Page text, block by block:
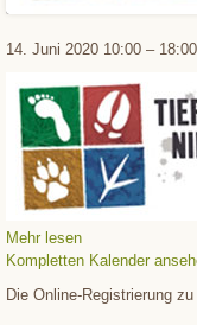
Tierpark
14. Juni 2020 10:00 – 18:00
Mehr lesen
Kompletten Kalender
Die Online-Registrierung